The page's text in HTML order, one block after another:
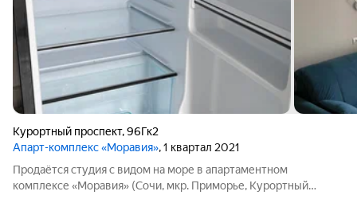
Курортный проспект,96Гк2
Апарт-комплекс «Моравия», 1 квартал 2021
Продаётся студия с видом на море в апартаментном
комплексе «Моравия» (Сочи, мкр. Приморье, Курортный